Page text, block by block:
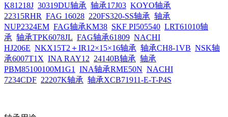
K81218J 30319DU轴承 轴承17J03 KOYO轴承
22315RHR FAG 16028 220FS320-SS轴承 轴承
NUP2324EM FAG轴承KM38 SKF PI505540 LRT61010轴
承 轴承TPK6078JL FAG轴承61809 NACHI
HJ206E NKX15T2＋IR12×15×16轴承 轴承CH8-1VB NSK轴
承6007T1X INA RAY12 24140B轴承 轴承
PBM85100100M1G1
INA轴承RME50N NACHI
7234CDF 22207K轴承 轴承XCB71911-E-T-P4S